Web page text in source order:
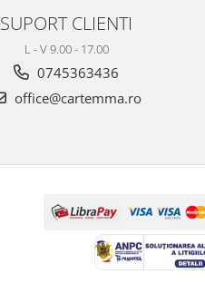
SUPORT CLIENTI
L - V 9.00 - 17.00
0745363436
office@cartemma.ro